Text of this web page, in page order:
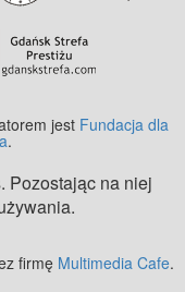
jest Fundacja dla
.
Pozostając na niej
firmę Multimedia Cafe.